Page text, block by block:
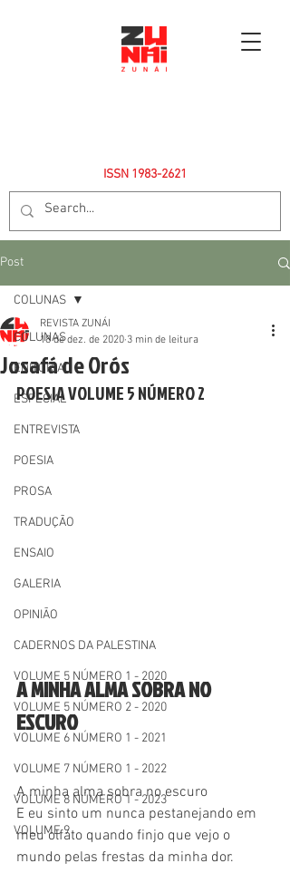
ISSN 1983-2621
Post
COLUNAS
EDITORIAL
ESPECIAL
ENTREVISTA
POESIA
PROSA
TRADUÇÃO
ENSAIO
GALERIA
OPINIÃO
CADERNOS DA PALESTINA
VOLUME 5 NÚMERO 1 - 2020
VOLUME 5 NÚMERO 2 - 2020
VOLUME 6 NÚMERO 1 - 2021
VOLUME 7 NÚMERO 1 - 2022
VOLUME 8 NÚMERO 1 - 2023
VOLUME 9
COLUNAS
Josafá de Orós
REVISTA ZUNÁI
18 de dez. de 2020 3 min de leitura
POESIA VOLUME 5 NÚMERO 2
A MINHA ALMA SOBRA NO
ESCURO
A minha alma sobra no escuro
E eu sinto um nunca pestanejando em
meu olfato quando finjo que vejo o
mundo pelas frestas da minha dor.